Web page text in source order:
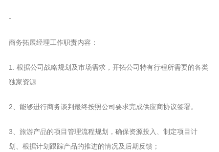
-
商务拓展经理工作职责内容：
1. 根据公司战略规划及市场需求，开拓公司特有行程所需要的各类
独家资源
2、能够进行商务谈判最终按照公司要求完成供应商协议签署。
3、旅游产品的项目管理流程规划，确保资源投入、制定项目计
划、根据计划跟踪产品的推进的情况及后期反馈；